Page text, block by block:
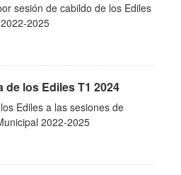
sesión de cabildo de los Ediles
2025
los Ediles T1 2024
Ediles a las sesiones de
2022-2025